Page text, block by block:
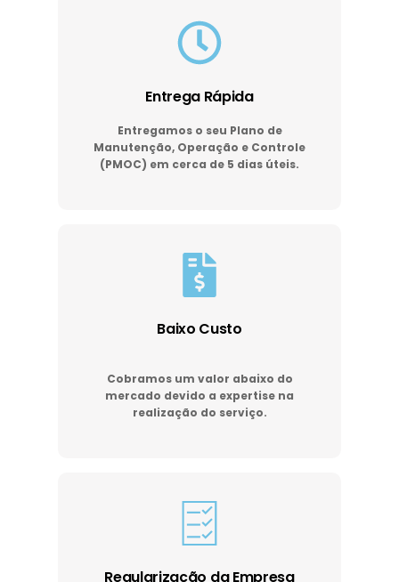
Entrega Rápida
Entregamos o seu Plano de
Manutenção, Operação e Controle
(PMOC) em cerca de 5 dias úteis.
Baixo Custo
Cobramos um valor abaixo do
mercado devido a expertise na
realização do serviço.
Regularização da Empresa